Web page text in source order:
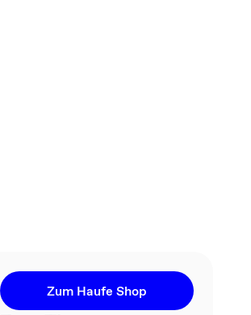
Zum Haufe Shop